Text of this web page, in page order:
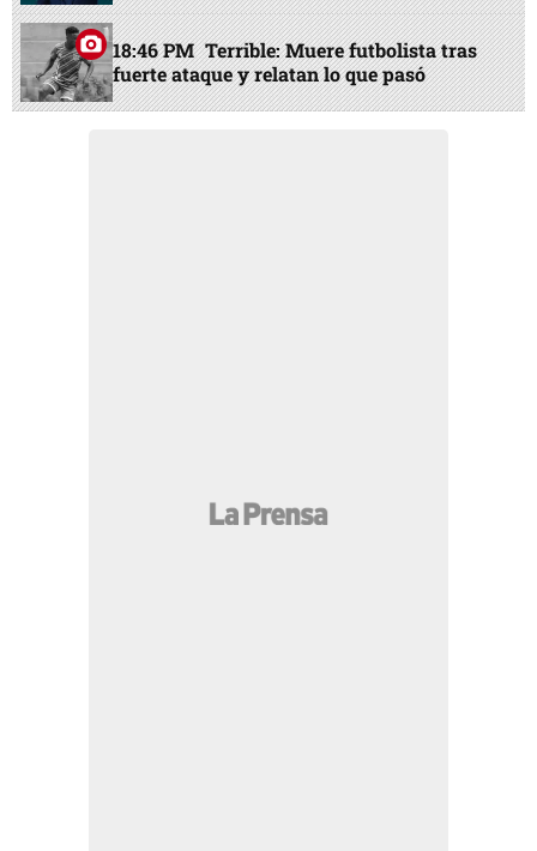
18:46 PM Terrible: Muere futbolista tras
fuerte ataque y relatan lo que pasó